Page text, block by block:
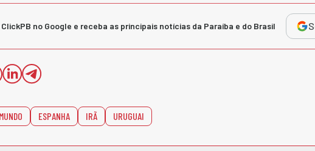
ClickPB no Google e receba as principais notícias da Paraíba e do Brasil
ESPANHA IRÃ URUGUAI